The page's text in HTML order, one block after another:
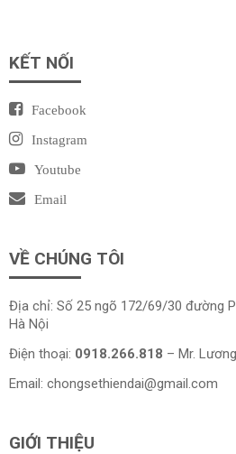
KẾT NỐI
Facebook
Instagram
Youtube
Email
VỀ CHÚNG TÔI
Địa chỉ: Số 25 ngõ 172/69/30 đường
Hà Nội
Điện thoại: 0918.266.818 – Mr. Lương
Email: chongsethiendai@gmail.com
GIỚI THIỆU